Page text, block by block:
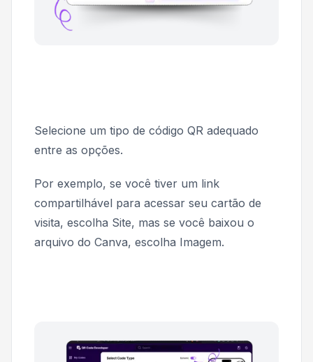
Selecione um tipo de código QR adequado
entre as opções.
Por exemplo, se você tiver um link
compartilhável para acessar seu cartão de
visita, escolha Site, mas se você baixou o
arquivo do Canva, escolha Imagem.